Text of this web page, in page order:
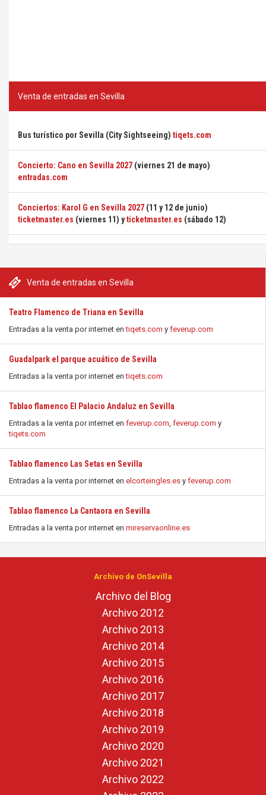
Venta de entradas en Sevilla
Teatro Flamenco de Triana en Sevilla
Entradas a la venta por internet entiqets.com y feverup.com
Guadalpark el parque acuático de Sevilla
Entradas a la venta por internet entiqets.com
Tablao flamenco El Palacio Andaluz en Sevilla
Entradas a la venta por internet en feverup.com, feverup.com y
tiqets.com
Tablao flamenco Las Setas en Sevilla
Entradas a la venta por internet en elcorteingles.es y feverup.com
Tablao flamenco La Cantaora en Sevilla
Entradas a la venta por internet en mireservaonline.es
Venta de entradas en Sevilla
Bus turístico por Sevilla (City Sightseeing) tiqets.com
Concierto: Cano en Sevilla 2027 (viernes 21 de mayo)
entradas.com
Conciertos: Karol G en Sevilla 2027 (11 y 12 de junio)
ticketmaster.es (viernes 11) yticketmaster.es (sábado 12)
Archivo de OnSevilla
Archivo del Blog
Archivo 2012
Archivo 2013
Archivo 2014
Archivo 2015
Archivo 2016
Archivo 2017
Archivo 2018
Archivo 2019
Archivo 2020
Archivo 2021
Archivo 2022